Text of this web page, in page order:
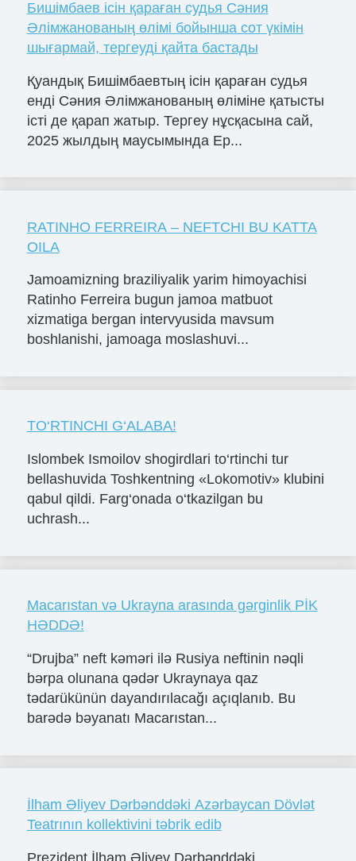
Бишімбаев ісін қараған судья Сәния
Әлімжанованың өлімі бойынша сот үкімін
шығармай, тергеуді қайта бастады
Қуандық Бишімбаевтың ісін қараған судья
енді Сәния Әлімжанованың өліміне қатысты
істі де қарап жатыр. Тергеу нұсқасына сай,
2025 жылдың маусымында Ер...
RATINHO FERREIRA – NEFTCHI BU KATTA
OILA
Jamoamizning braziliyalik yarim himoyachisi
Ratinho Ferreira bugun jamoa matbuot
xizmatiga bergan intervyusida mavsum
boshlanishi, jamoaga moslashuvi...
TO‘RTINCHI G‘ALABA!
Islombek Ismoilov shogirdlari to‘rtinchi tur
bellashuvida Toshkentning «Lokomotiv» klubini
qabul qildi. Farg‘onada o‘tkazilgan bu
uchrash...
Macarıstan və Ukrayna arasında gərginlik PİK
HƏDDƏ!
“Drujba” neft kəməri ilə Rusiya neftinin nəqli
bərpa olunana qədər Ukraynaya qaz
tədarükünün dayandırılacağı açıqlanıb. Bu
barədə bəyanatı Macarıstan...
İlham Əliyev Dərbənddəki Azərbaycan Dövlət
Teatrının kollektivini təbrik edib
Prezident İlham Əliyev Dərbənddəki